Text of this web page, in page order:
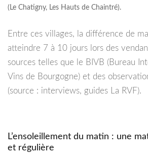
(Le Chatigny, Les Hauts de Chaintré).
Entre ces villages, la différence de
atteindre 7 à 10 jours lors des
sources telles que le BIVB (Bureau
Vins de Bourgogne) et des
(source : interviews, guides La RVF).
L’ensoleillement du matin : une
et régulière